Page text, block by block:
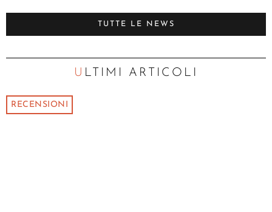
TUTTE LE NEWS
ULTIMI ARTICOLI
RECENSIONI